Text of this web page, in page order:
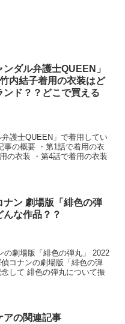
ンダル弁護士QUEEN」
内結子着用の衣装はど
ンド？？どこで買える
護士QUEEN」で着用してい
事の概要 ・第1話で着用の衣
の衣装 ・第4話で着用の衣装
ナン 劇場版「緋色の弾
んな作品？？
の劇場版「緋色の弾丸」 2022
コナンの劇場版「緋色の弾
して 緋色の弾丸について振
アの関連記事